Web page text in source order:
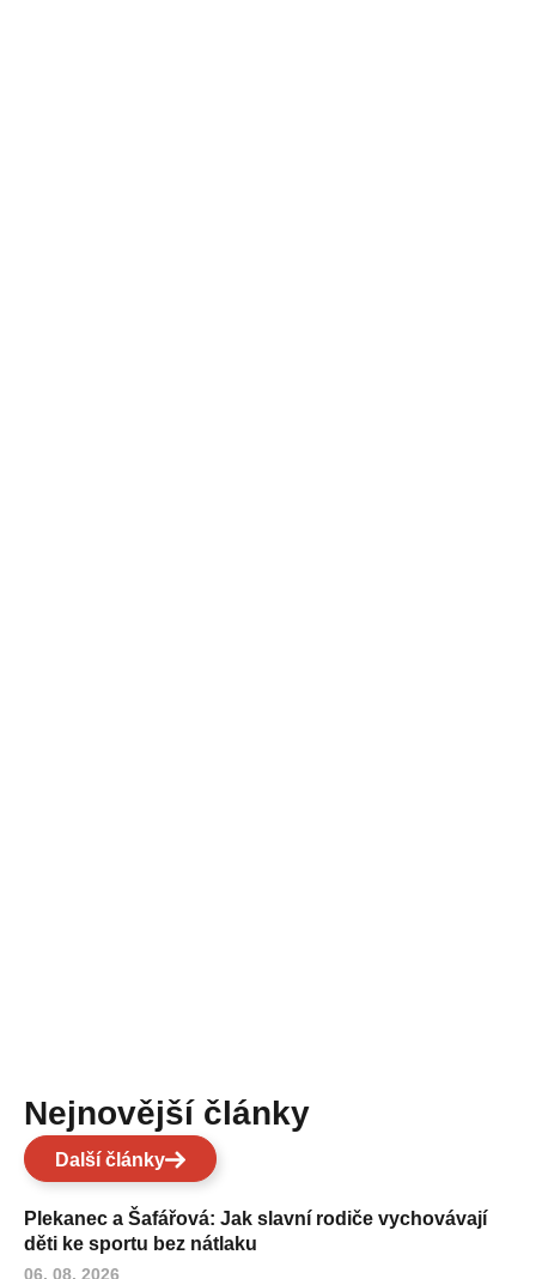
Nejnovější články
Další články
Plekanec a Šafářová: Jak slavní rodiče vychovávají
děti ke sportu bez nátlaku
06. 08. 2026